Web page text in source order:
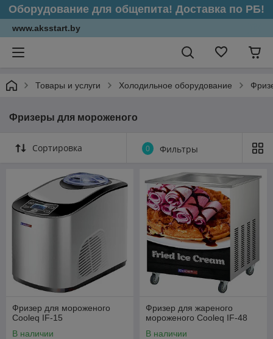
Оборудование для общепита! Доставка по РБ!
www.aksstart.by
Товары и услуги Холодильное оборудование
Фризеры для мороженого
Сортировка 0 Фильтры
Фризер для мороженого
Cooleq IF-15
В наличии
Фризер для жареного
мороженого Cooleq IF-48
В наличии